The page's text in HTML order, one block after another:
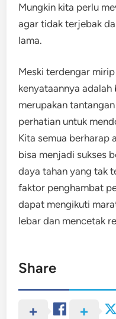
Mungkin kita perlu
agar tidak terjebak
lama.
Meski terdengar
kenyataannya adalah
merupakan
perhatian untuk
Kita semua berharap
bisa menjadi sukses
daya tahan yang tak
faktor penghambat
dapat mengikuti
lebar dan mencetak
Share